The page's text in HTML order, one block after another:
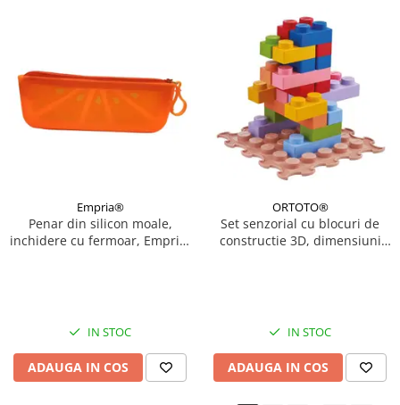
Empria®
Penar din silicon moale,
inchidere cu fermoar, Empria,
IN STOC
ADAUGA IN COS
ORTOTO®
Set senzorial cu blocuri de
constructie 3D, dimensiuni
IN STOC
ADAUGA IN COS